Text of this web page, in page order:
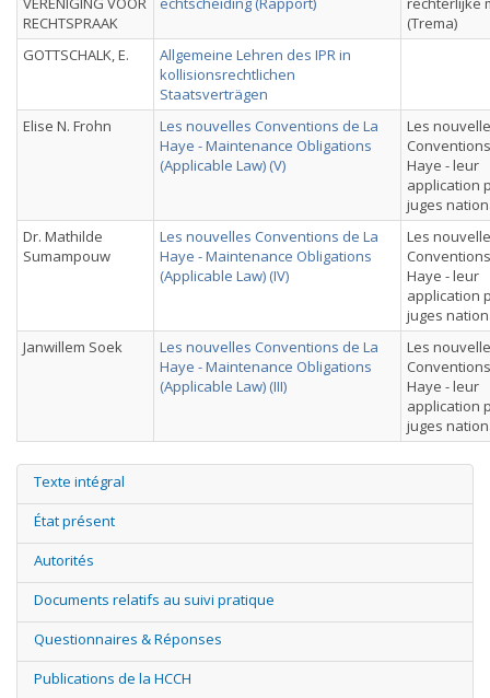
RECHTSPRAAK
(Trema)
GOTTSCHALK, E.
Allgemeine Lehren des IPR in
kollisionsrechtlichen
Staatsverträgen
Elise N. Frohn
Les nouvelles Conventions de La
Haye - Maintenance Obligations
(Applicable Law) (V)
Les
Haye - leur
application
juges
Dr. Mathilde
Sumampouw
Les nouvelles Conventions de La
Haye - Maintenance Obligations
(Applicable Law) (IV)
Les
Haye - leur
application
juges
Janwillem Soek
Les nouvelles Conventions de La
Haye - Maintenance Obligations
(Applicable Law) (III)
Les
Haye - leur
application
juges
Texte intégral
État présent
Autorités
Documents relatifs au suivi pratique
Questionnaires & Réponses
Publications de la HCCH